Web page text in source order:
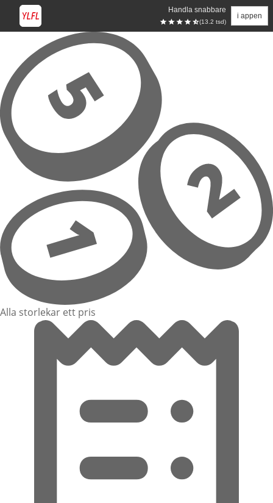
Handla snabbare
(13.2 tsd)
i appen
Hoppa till huvudinnehåll
Alla storlekar ett pris